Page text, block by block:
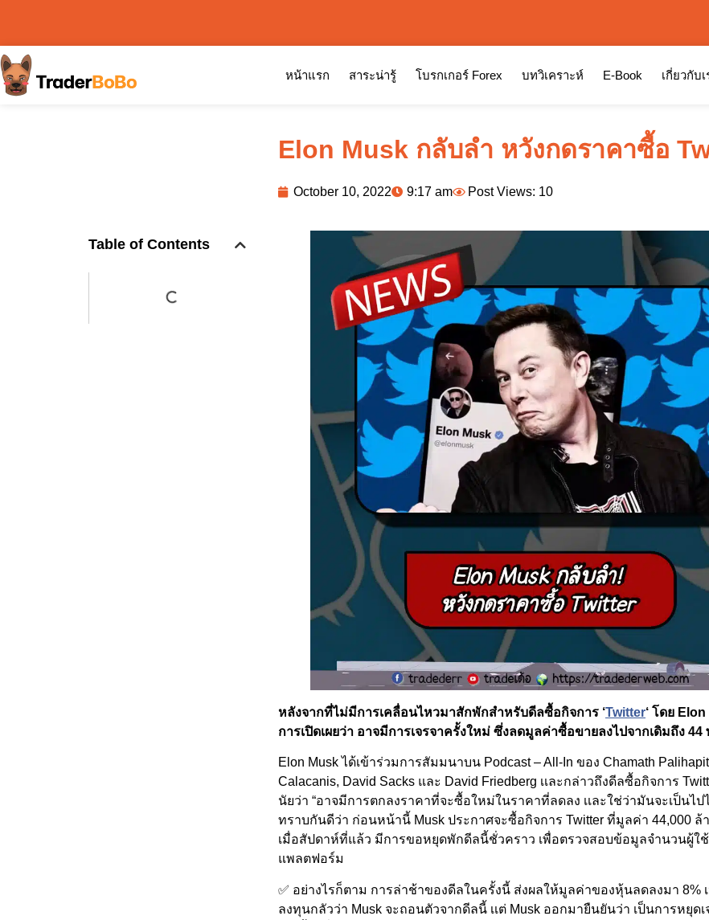
หน้าแรก สาระน่ารู้ โบรกเกอร์ Forex บทวิเคราะห์ E-Book เกี่ยวกับเ
Elon Musk กลับลำ หวังกดราคาซื้อ
October 10, 2022 9:17 am Post Views: 10
Table of Contents
หลังจากที่ไม่มีการเคลื่อนไหวมาสักพักสำหรับดีลซื้อกิจการ ‘Twitter‘ โดย
การเปิดเผยว่า อาจมีการเจรจาครั้งใหม่ ซึ่งลดมูลค่าซื้อขายลงไปจากเดิมถึง
Elon Musk ได้เข้าร่วมการสัมมนาบน Podcast – All-In ของ Chamath
Calacanis, David Sacks และ David Friedberg เเละกล่าวถึงดีลซื้อกิจการ
นัยว่า “อาจมีการตกลงราคาที่จะซื้อใหม่ในราคาที่ลดลง เเละใช่ว่ามันจะเป็นไป
ทราบกันดีว่า ก่อนหน้านี้ Musk ประกาศจะซื้อกิจการ Twitter ที่มูลค่า 44,000 ล้
เมื่อสัปดาห์ที่แล้ว มีการขอหยุดพักดีลนี้ชั่วคราว เพื่อตรวจสอบข้อมูลจำนวนผู้
แพลตฟอร์ม
✅ อย่างไรก็ตาม การล่าช้าของดีลในครั้งนี้ ส่งผลให้มูลค่าของหุ้นลดลงมา 8%
ลงทุนกลัวว่า Musk จะถอนตัวจากดีลนี้ เเต่ Musk ออกมายืนยันว่า เป็นการหยุด